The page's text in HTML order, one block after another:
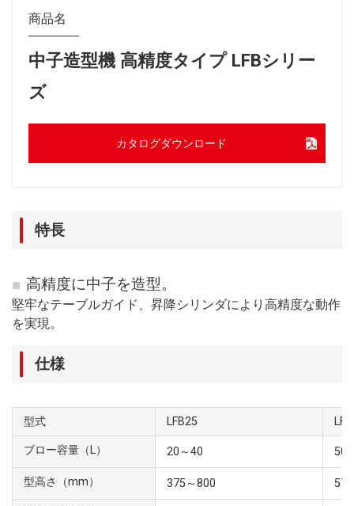
商品名
中子造型機 高精度タイプ LFBシリー
ズ
カタログダウンロード
特長
高精度に中子を造型。
堅牢なテーブルガイド、昇降シリンダにより高精度な動作
を実現。
仕様
型式 LFB25
ブロー容量（L） 20～40 50
型高さ（mm） 375～800